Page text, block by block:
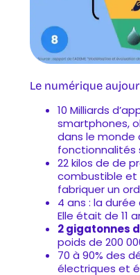
Le numérique
10 Milliards
smartphones,
dans le monde
fonctionnalités
22 kilos de de
combustible et
fabriquer un
4 ans : la durée
Elle était de 11
2 gigatonnes
poids de 200
70 à 90% des
électriques et